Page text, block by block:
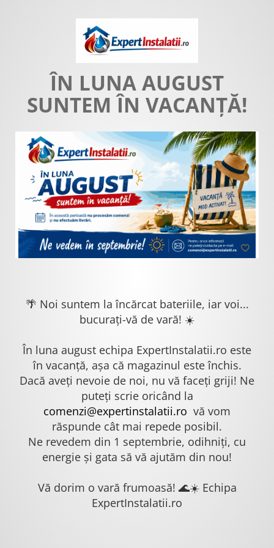
ÎN LUNA AUGUST
SUNTEM ÎN VACANȚĂ!
🌴 Noi suntem la încărcat bateriile, iar voi...
bucurați-vă de vară! ☀️
În luna august echipa ExpertInstalatii.ro este
în vacanță, așa că magazinul este închis.
Dacă aveți nevoie de noi, nu vă faceți griji! Ne
puteți scrie oricând la
comenzi@expertinstalatii.ro vă vom
răspunde cât mai repede posibil.
Ne revedem din 1 septembrie, odihniți, cu
energie și gata să vă ajutăm din nou!
Vă dorim o vară frumoasă! 🌊☀️ Echipa
ExpertInstalatii.ro